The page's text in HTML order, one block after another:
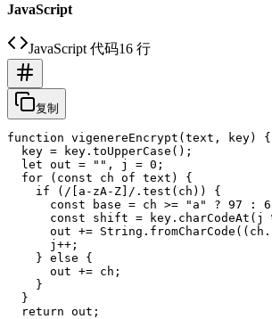
JavaScript
JavaScript 代码16 行
复制
function vigenereEncrypt(text, key) {
  key = key.toUpperCase();
  let out = "", j = 0;
  for (const ch of text) {
    if (/[a-zA-Z]/.test(ch)) {
const base = ch >= "a" ? 97 :
const shift = key.charCodeAt(j
out +=
      j++;
    } else {
      out += ch;
    }
  }
  return out;